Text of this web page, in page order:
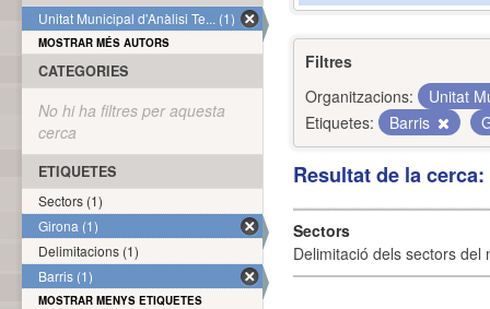
Filtres
Organitzacions:
Unitat
Etiquetes:
Barris
Resultat de la
Sectors
Delimitació dels sectors del
Unitat Municipal d'Anàlisi Te... (1)
MOSTRAR MÉS AUTORS
CATEGORIES
No hi ha filtres per aquesta
cerca
ETIQUETES
Sectors (1)
Girona (1)
Delimitacions (1)
Barris (1)
MOSTRAR MENYS ETIQUETES